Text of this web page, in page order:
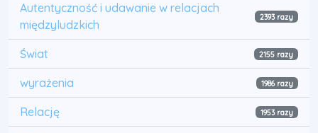
Autentyczność i udawanie w relacjach
międzyludzkich
2393 razy
Świat 2155 razy
wyrażenia 1986 razy
Relację 1953 razy